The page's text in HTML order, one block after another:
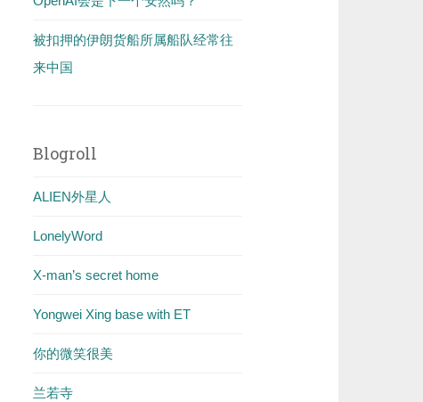
被扣押的伊朗货船所属船队经常往
来中国
Blogroll
ALIEN外星人
LonelyWord
X-man’s secret home
Yongwei Xing base with ET
你的微笑很美
兰若寺